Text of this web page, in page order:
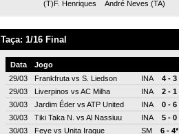
(T)F. Henriques
André Neves (TA)
Taça: 1/16 Final
Data
Jogo
29/03
Frankfruta vs S. Liedson INA
4 - 3
29/03
Liverpinos vs AC Milha INA
2 - 1
30/03
Jardim Éder vs ATP United INA
0 - 6
30/03
Tiki Taka N. vs Al Nassiuu INA
5 - 0
30/03
Feye vs Unita Iraque SM 6 - 4*